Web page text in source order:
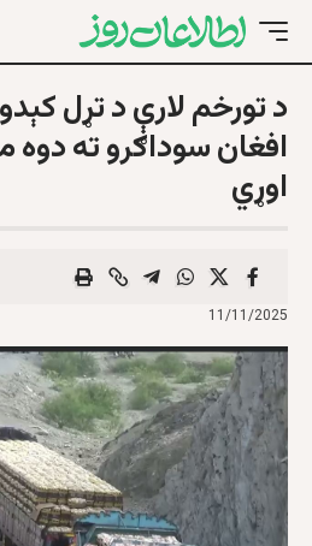
د تورخم لارې د تړل
افغان سوداګرو ته دوه
اوړي
11/11/2025